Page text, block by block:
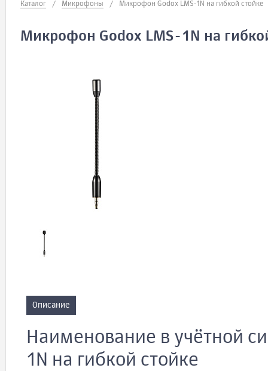
Каталог / Микрофоны / Микрофон Godox LMS-1N на гибкой стойке
Микрофон Godox LMS-1N на
Описание
Наименование в учётной
1N на гибкой стойке